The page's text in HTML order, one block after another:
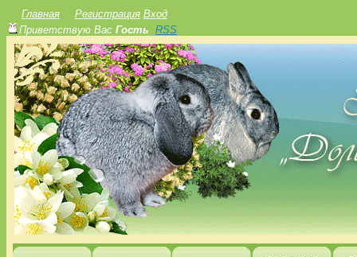
Главная Регистрация Вход
Приветствую Вас Гость RSS